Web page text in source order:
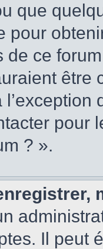
que
pour
de ce
être
pour
? ».
Il peut